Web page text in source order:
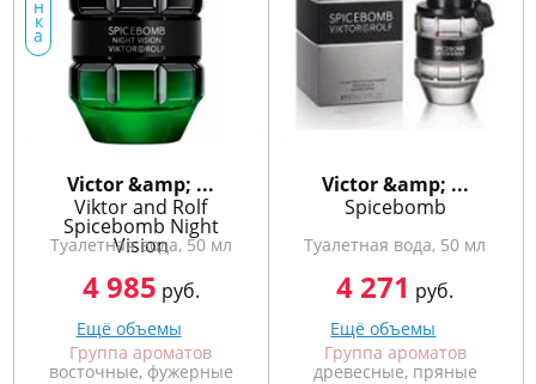
н
к
а
Victor &amp; ...
Viktor and Rolf
Spicebomb Night
Vision
Туалетная вода, 50 мл
4 985 руб.
Ещё объемы
Группа ароматов
восточные, фужерные
Victor &amp; ...
Spicebomb
Туалетная вода, 50 мл
4 271 руб.
Ещё объемы
Группа ароматов
древесные, пряные
06
81